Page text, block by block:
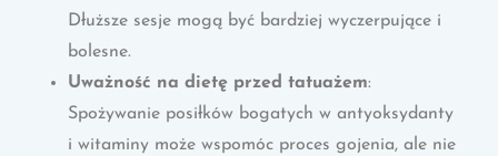
Dłuższe sesje mogą być bardziej wyczerpujące i
bolesne.
Uważność na dietę przed tatuażem:
Spożywanie posiłków bogatych w antyoksydanty
i witaminy może wspomóc proces gojenia, ale nie